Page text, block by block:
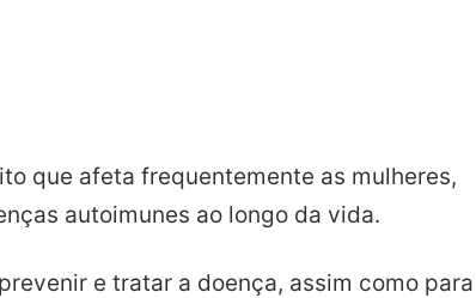
que afeta frequentemente as mulheres,
autoimunes ao longo da vida.
e tratar a doença, assim como para